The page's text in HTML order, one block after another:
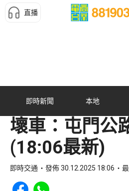
直播
即時新聞 本地
壞車：屯門公
(18:06最新)
即時交通 發佈 30.12.2025 18:06
Share to Facebook
Share to WhatsApp